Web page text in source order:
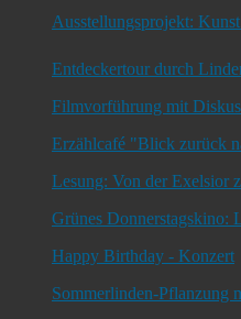
Ausstellungsprojekt:
Entdeckertour durch
Filmvorführung mit
Erzählcafé "Blick zurück
Lesung: Von der Exelsior
Grünes Donnerstagskino:
Happy Birthday - Konzert
Sommerlinden-Pflanzung